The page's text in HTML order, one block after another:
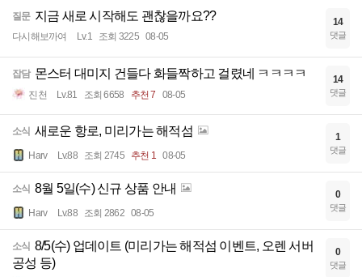
질문 지금 새로 시작해도 괜찮을까요??
다시해보까여 Lv.1 조회 3225 08-05
14
댓글
잡담 몬스터 대미지 건들다 화들짝하고 걸렸네 ㅋㅋㅋㅋ
진천 Lv.81 조회 6658 추천 7 08-05
14
댓글
소식 새로운 항로, 미리가는 해적섬
Harv Lv.88 조회 2745 추천 1 08-05
1
댓글
소식 8월 5일(수) 신규 상품 안내
Harv Lv.88 조회 2862 08-05
0
댓글
소식 8/5(수) 업데이트 (미리가는 해적섬 이벤트, 오렌 서버
공성 등)
0
댓글